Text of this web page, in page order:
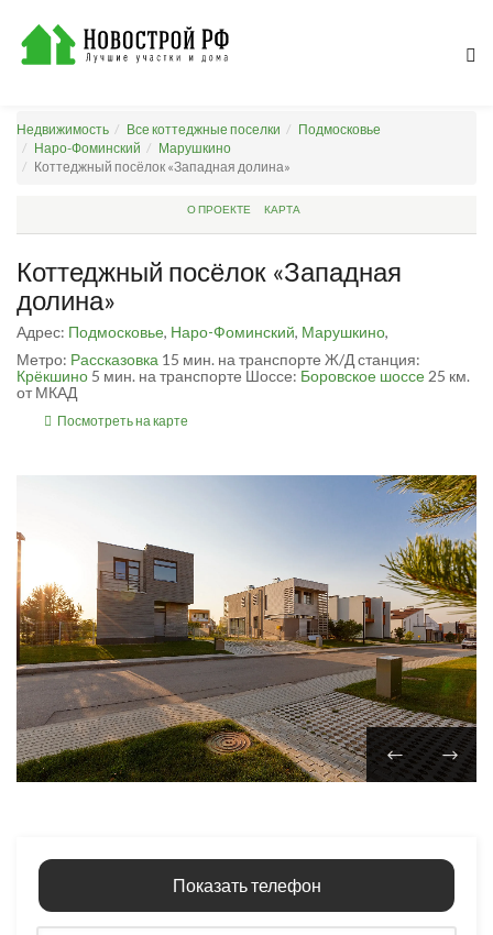
Недвижимость Все коттеджные поселки
Подмосковье
Наро-Фоминский
Марушкино
Коттеджный посёлок «Западная долина»
О ПРОЕКТЕ КАРТА
Коттеджный посёлок «Западная
долина»
Адрес: Подмосковье, Наро-Фоминский, Марушкино,
Метро: Рассказовка 15 мин. на транспорте Ж/Д станция:
Крёкшино 5 мин. на транспорте Шоссе: Боровское шоссе 25 км.
от МКАД
Посмотреть на карте
Показать телефон